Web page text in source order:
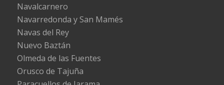
Navalcarnero
Navarredonda y San Mamés
Navas del Rey
Nuevo Baztán
Olmeda de las Fuentes
Orusco de Tajuña